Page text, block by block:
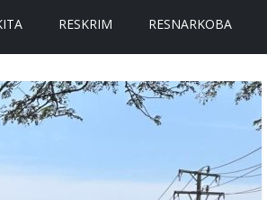
RESKRIM RESNARKOBA